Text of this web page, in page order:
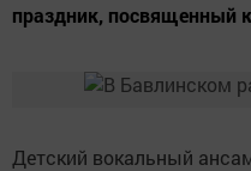
праздник, посвященный
Детский вокальный